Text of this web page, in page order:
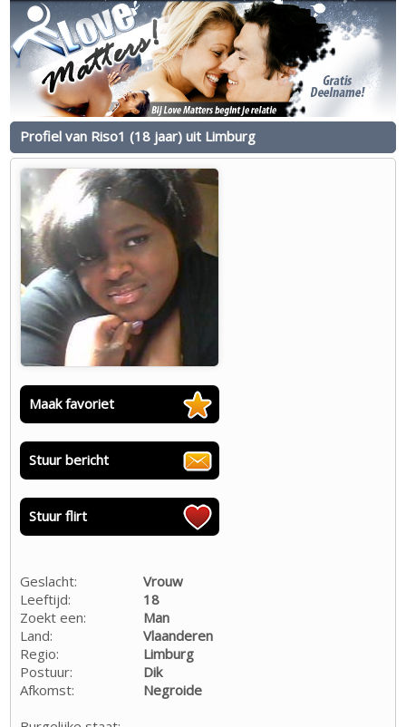
Profiel van Riso1 (18 jaar) uit Limburg
Maak favoriet
Stuur bericht
Stuur flirt
Geslacht:
Vrouw
Leeftijd:
18
Zoekt een:
Man
Land:
Vlaanderen
Regio:
Limburg
Postuur:
Dik
Afkomst:
Negroide